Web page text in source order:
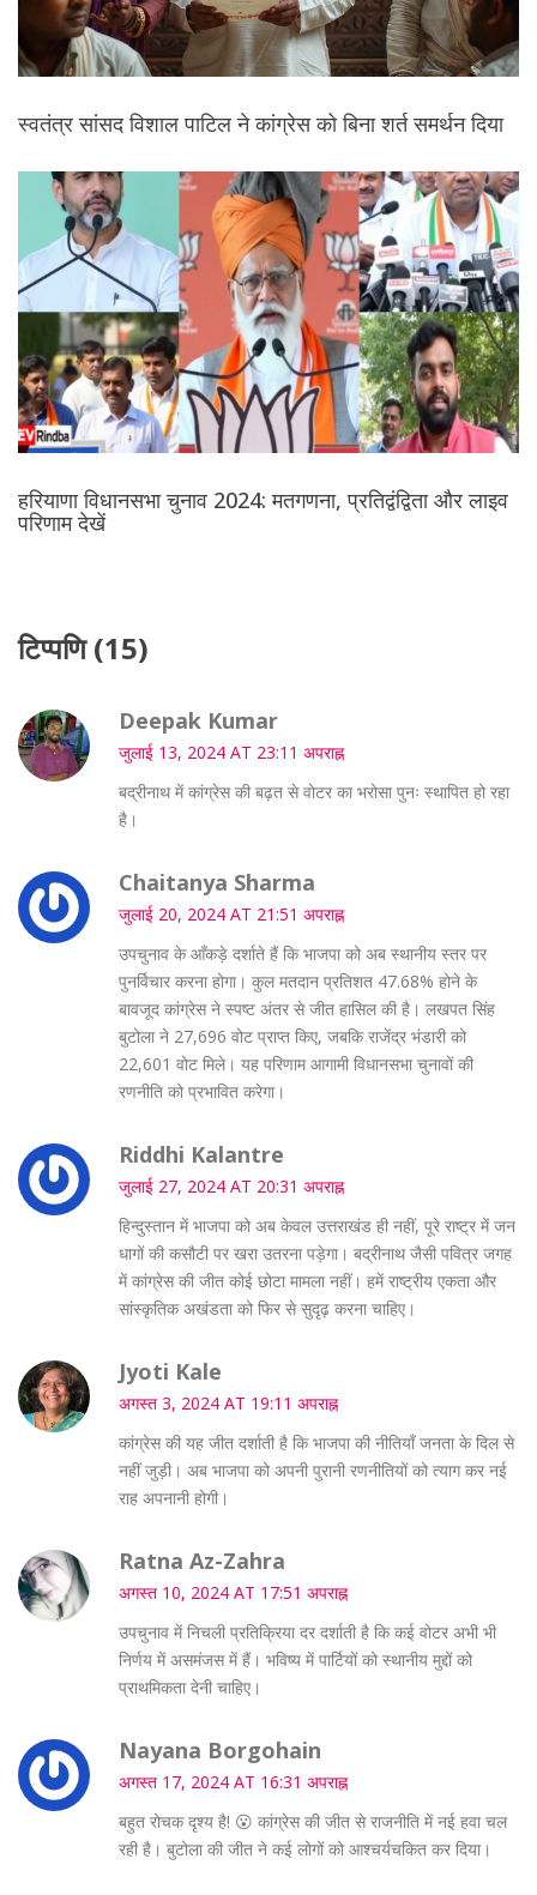
स्वतंत्र सांसद विशाल पाटिल ने कांग्रेस को बिना शर्त समर्थन दिया
हरियाणा विधानसभा चुनाव 2024: मतगणना, प्रतिद्वंद्विता और लाइव
परिणाम देखें
टिप्पणि (15)
Deepak Kumar
जुलाई 13, 2024 AT 23:11 अपराह्न
बद्रीनाथ में कांग्रेस की बढ़त से वोटर का भरोसा पुनः स्थापित हो रहा
है।
Chaitanya Sharma
जुलाई 20, 2024 AT 21:51 अपराह्न
उपचुनाव के आँकड़े दर्शाते हैं कि भाजपा को अब स्थानीय स्तर पर
पुनर्विचार करना होगा। कुल मतदान प्रतिशत 47.68% होने के
बावजूद कांग्रेस ने स्पष्ट अंतर से जीत हासिल की है। लखपत सिंह
बुटोला ने 27,696 वोट प्राप्त किए, जबकि राजेंद्र भंडारी को
22,601 वोट मिले। यह परिणाम आगामी विधानसभा चुनावों की
रणनीति को प्रभावित करेगा।
Riddhi Kalantre
जुलाई 27, 2024 AT 20:31 अपराह्न
हिन्दुस्तान में भाजपा को अब केवल उत्तराखंड ही नहीं, पूरे राष्ट्र में जन
धागों की कसौटी पर खरा उतरना पड़ेगा। बद्रीनाथ जैसी पवित्र जगह
में कांग्रेस की जीत कोई छोटा मामला नहीं। हमें राष्ट्रीय एकता और
सांस्कृतिक अखंडता को फिर से सुदृढ़ करना चाहिए।
Jyoti Kale
अगस्त 3, 2024 AT 19:11 अपराह्न
कांग्रेस की यह जीत दर्शाती है कि भाजपा की नीतियाँ जनता के दिल से
नहीं जुड़ी। अब भाजपा को अपनी पुरानी रणनीतियों को त्याग कर नई
राह अपनानी होगी।
Ratna Az-Zahra
अगस्त 10, 2024 AT 17:51 अपराह्न
उपचुनाव में निचली प्रतिक्रिया दर दर्शाती है कि कई वोटर अभी भी
निर्णय में असमंजस में हैं। भविष्य में पार्टियों को स्थानीय मुद्दों को
प्राथमिकता देनी चाहिए।
Nayana Borgohain
अगस्त 17, 2024 AT 16:31 अपराह्न
बहुत रोचक दृश्य है! 😮 कांग्रेस की जीत से राजनीति में नई हवा चल
रही है। बुटोला की जीत ने कई लोगों को आश्चर्यचकित कर दिया।